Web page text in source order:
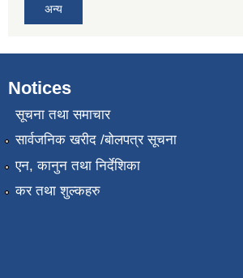
अन्य
Notices
सूचना तथा समाचार
सार्वजनिक खरीद /बोलपत्र सूचना
एन, कानुन तथा निर्देशिका
कर तथा शुल्कहरु